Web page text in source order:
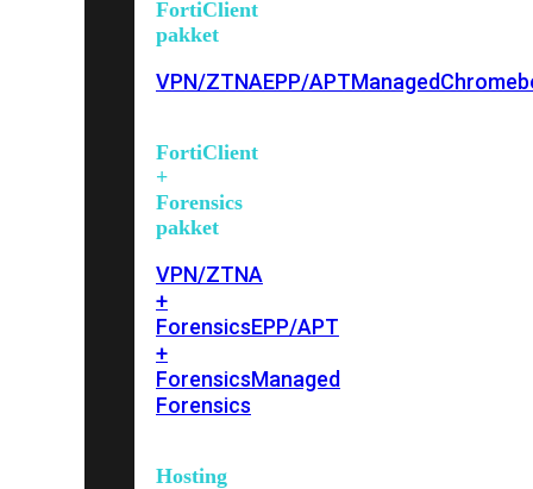
FortiClient
pakket
VPN/ZTNAEPP/APTManaged
FortiClient
+
Forensics
pakket
VPN/ZTNA
+
ForensicsEPP/APT
+
ForensicsManaged
Forensics
Hosting